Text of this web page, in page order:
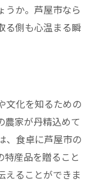
うか。芦屋市なら
る側も心温まる瞬
文化を知るための
農家が丹精込めて
、食卓に芦屋市の
産品を贈ること
えることができま